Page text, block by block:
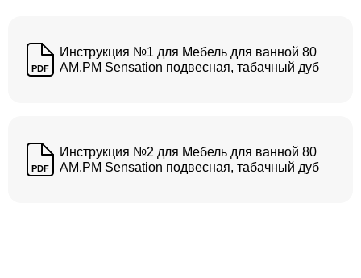
PDF
Инструкция №1 для Мебель для ванной 80
AM.PM Sensation подвесная, табачный дуб
PDF
Инструкция №2 для Мебель для ванной 80
AM.PM Sensation подвесная, табачный дуб